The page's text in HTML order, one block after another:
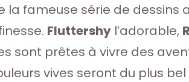
fameuse série de dessins
Fluttershy l’adorable,
sont prêtes à vivre des
vives seront du plus